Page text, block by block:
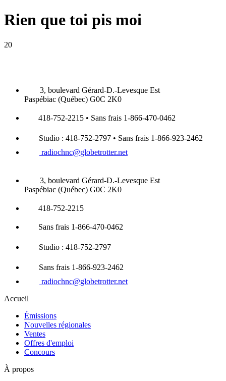
Rien que toi pis moi
20
3, boulevard Gérard-D.-Levesque Est
Paspébiac (Québec) G0C 2K0
418-752-2215 • Sans frais 1-866-470-0462
Studio : 418-752-2797 • Sans frais 1-866-923-2462
radiochnc@globetrotter.net
3, boulevard Gérard-D.-Levesque Est
Paspébiac (Québec) G0C 2K0
418-752-2215
Sans frais 1-866-470-0462
Studio : 418-752-2797
Sans frais 1-866-923-2462
radiochnc@globetrotter.net
Accueil
Émissions
Nouvelles régionales
Ventes
Offres d'emploi
Concours
À propos